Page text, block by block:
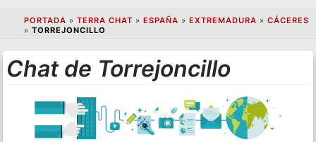
PORTADA » TERRA CHAT » ESPAÑA » EXTREMADURA » CÁCERES
» TORREJONCILLO
Chat de Torrejoncillo